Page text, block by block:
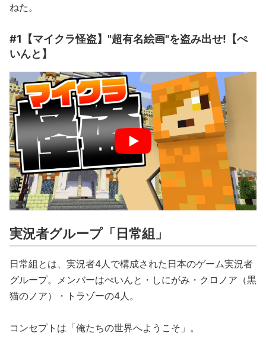
ねた。
#1【マイクラ怪盗】"超有名絵画"を盗み出せ!【ぺ
いんと】
実況者グループ「日常組」
日常組とは、実況者4人で構成された日本のゲーム実況者
グループ。メンバーはぺいんと・しにがみ・クロノア（黒
猫のノア）・トラゾーの4人。
コンセプトは「俺たちの世界へようこそ」。